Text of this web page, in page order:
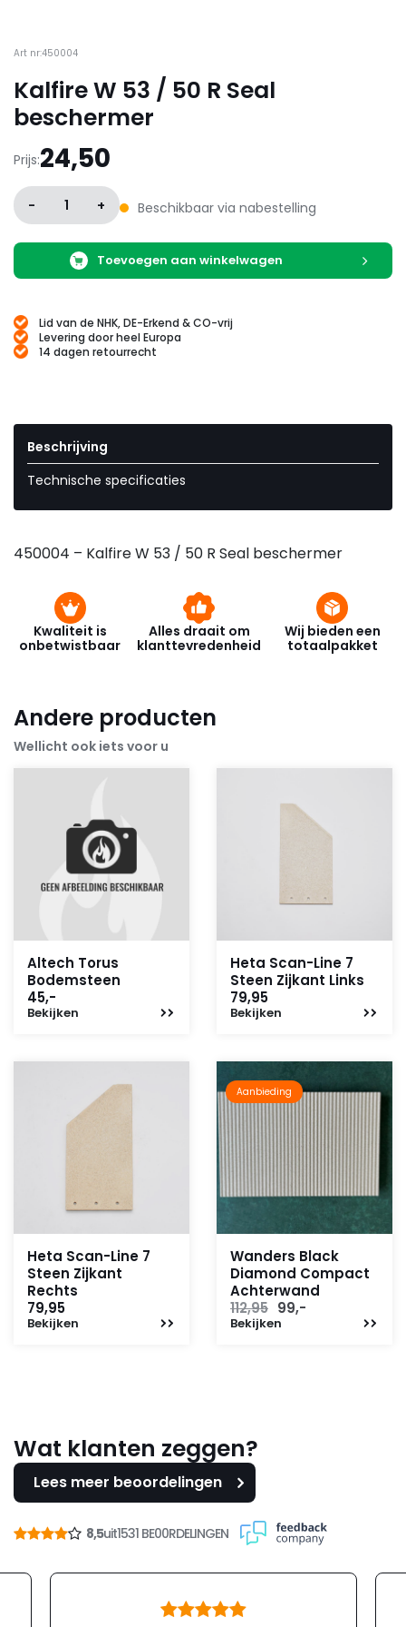
Art nr:450004
Kalfire W 53 / 50 R Seal
beschermer
Prijs:24,50
- 1 + Beschikbaar via nabestelling
Toevoegen aan winkelwagen
Lid van de NHK, DE-Erkend & CO-vrij
Levering door heel Europa
14 dagen retourrecht
Beschrijving
Technische specificaties
450004 – Kalfire W 53 / 50 R Seal beschermer
Kwaliteit is
onbetwistbaar
Alles draait om
klanttevredenheid
Wij bieden een
totaalpakket
Andere producten
Wellicht ook iets voor u
Altech Torus
Bodemsteen
45,-
Bekijken
Heta Scan-Line 7
Steen Zijkant Links
79,95
Bekijken
Heta Scan-Line 7
Steen Zijkant
Rechts
79,95
Bekijken
Aanbieding
Wanders Black
Diamond Compact
Achterwand
112,95 Oorspronkelijke
prijs
99,-
Bekijken
Wat klanten zeggen?
Lees meer beoordelingen
8,5uit1531 BE00RDELINGEN